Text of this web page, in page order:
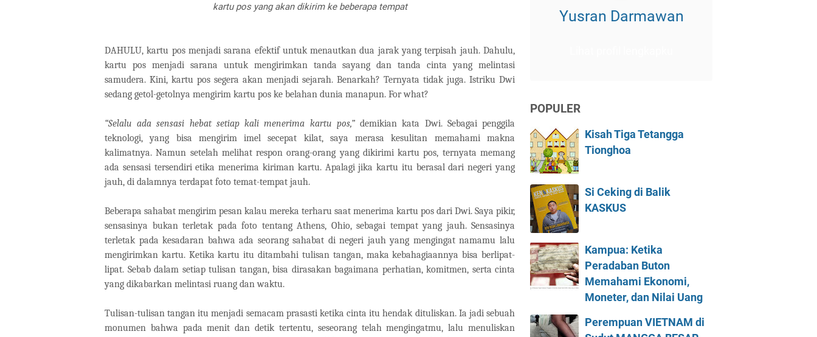
kartu pos yang akan dikirim ke beberapa tempat
DAHULU, kartu pos menjadi sarana efektif untuk menautkan dua jarak yang terpisah jauh. Dahulu,
kartu pos menjadi sarana untuk mengirimkan tanda sayang dan tanda cinta yang melintasi
samudera. Kini, kartu pos segera akan menjadi sejarah. Benarkah? Ternyata tidak juga. Istriku Dwi
sedang getol-getolnya mengirim kartu pos ke belahan dunia manapun. For what?
“Selalu ada sensasi hebat setiap kali menerima kartu pos,”demikian kata Dwi. Sebagai penggila
teknologi, yang bisa mengirim imel secepat kilat, saya merasa kesulitan memahami makna
kalimatnya. Namun setelah melihat respon orang-orang yang dikirimi kartu pos, ternyata memang
ada sensasi tersendiri etika menerima kiriman kartu. Apalagi jika kartu itu berasal dari negeri yang
jauh, di dalamnya terdapat foto temat-tempat jauh.
Beberapa sahabat mengirim pesan kalau mereka terharu saat menerima kartu pos dari Dwi. Saya pikir,
sensasinya bukan terletak pada foto tentang Athens, Ohio, sebagai tempat yang jauh. Sensasinya
terletak pada kesadaran bahwa ada seorang sahabat di negeri jauh yang mengingat namamu lalu
mengirimkan kartu. Ketika kartu itu ditambahi tulisan tangan, maka kebahagiaannya bisa berlipat-
lipat. Sebab dalam setiap tulisan tangan, bisa dirasakan bagaimana perhatian, komitmen, serta cinta
yang dikabarkan melintasi ruang dan waktu.
Tulisan-tulisan tangan itu menjadi semacam prasasti ketika cinta itu hendak dituliskan. Ia jadi sebuah
monumen bahwa pada menit dan detik tertentu, seseorang telah mengingatmu, lalu menuliskan
Yusran Darmawan
POPULER
Kisah Tiga Tetangga
Tionghoa
Si Ceking di Balik
KASKUS
Kampua: Ketika
Peradaban Buton
Memahami Ekonomi,
Moneter, dan Nilai Uang
Perempuan VIETNAM di